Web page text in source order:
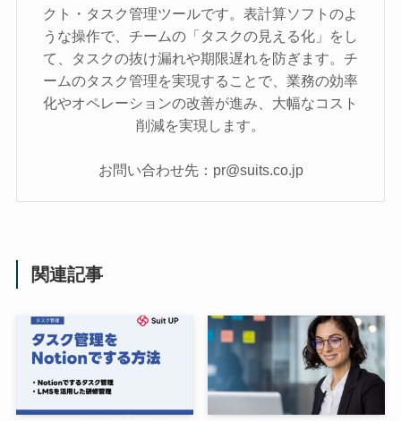
クト・タスク管理ツールです。表計算ソフトのよ
うな操作で、チームの「タスクの見える化」をし
て、タスクの抜け漏れや期限遅れを防ぎます。チ
ームのタスク管理を実現することで、業務の効率
化やオペレーションの改善が進み、大幅なコスト
削減を実現します。
お問い合わせ先：pr@suits.co.jp
関連記事